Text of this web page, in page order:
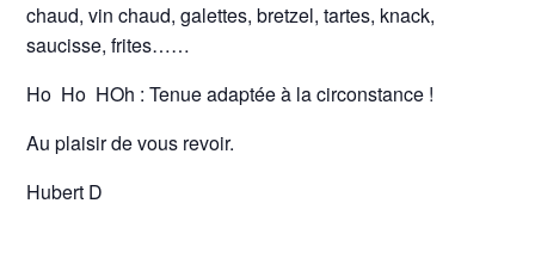
chaud, vin chaud, galettes, bretzel, tartes, knack,
saucisse, frites……
Ho Ho HOh : Tenue adaptée à la circonstance !
Au plaisir de vous revoir.
Hubert D